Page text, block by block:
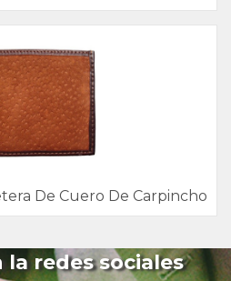
De Cuero De Carpincho
la redes sociales